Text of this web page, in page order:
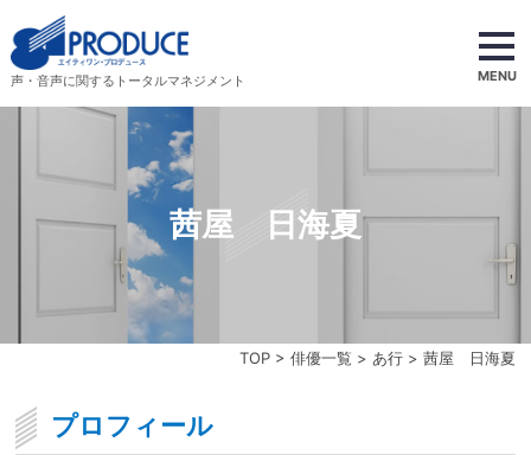
声・音声に関するトータルマネジメント MENU
TOP> 俳優一覧 > あ行> 茜屋 日海夏
茜屋 日海夏
プロフィール